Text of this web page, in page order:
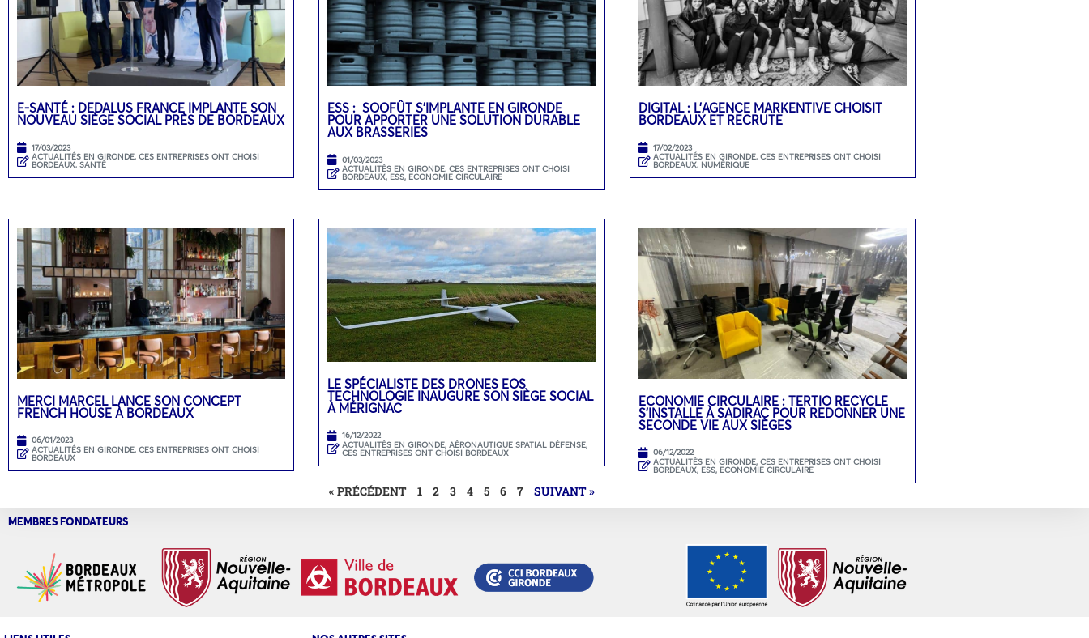
E-SANTÉ : DEDALUS FRANCE IMPLANTE SON
NOUVEAU SIÈGE SOCIAL PRÈS DE BORDEAUX
17/03/2023
ACTUALITÉS EN GIRONDE, CES ENTREPRISES ONT CHOISI
BORDEAUX, SANTÉ
ESS : SOOFÛT S’IMPLANTE EN GIRONDE
POUR APPORTER UNE SOLUTION DURABLE
AUX BRASSERIES
01/03/2023
ACTUALITÉS EN GIRONDE,CES ENTREPRISES ONT CHOISI
BORDEAUX, ESS, ECONOMIE CIRCULAIRE
DIGITAL : L’AGENCE MARKENTIVE CHOISIT
BORDEAUX ET RECRUTE
17/02/2023
ACTUALITÉS EN GIRONDE, CES ENTREPRISES ONT CHOISI
BORDEAUX, NUMÉRIQUE
MERCI MARCEL LANCE SON CONCEPT
FRENCH HOUSE À BORDEAUX
06/01/2023
ACTUALITÉS EN GIRONDE, CES ENTREPRISES ONT CHOISI
BORDEAUX
LE SPÉCIALISTE DES DRONES EOS
TECHNOLOGIE INAUGURE SON SIÈGE SOCIAL
À MÉRIGNAC
16/12/2022
ACTUALITÉS EN GIRONDE,AÉRONAUTIQUE SPATIAL DÉFENSE,
CES ENTREPRISES ONT CHOISI BORDEAUX
ECONOMIE CIRCULAIRE : TERTIO RECYCLE
S’INSTALLE À SADIRAC POUR REDONNER UNE
SECONDE VIE AUX SIÈGES
06/12/2022
ACTUALITÉS EN GIRONDE, CES ENTREPRISES ONT CHOISI
BORDEAUX, ESS, ECONOMIE CIRCULAIRE
« PRÉCÉDENT 1 2 3 4 5 6 7 SUIVANT »
MEMBRES FONDATEURS